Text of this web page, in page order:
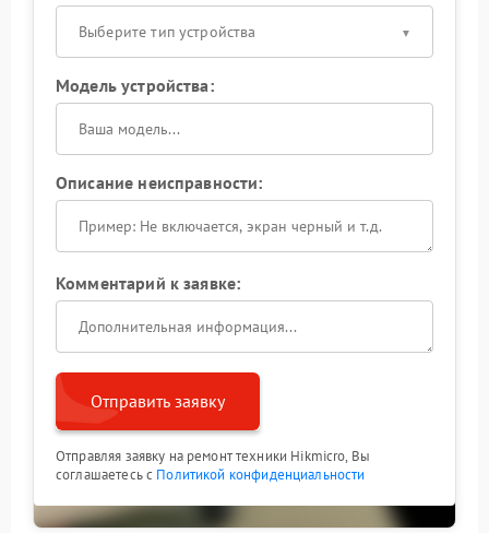
Выберите тип устройства
Модель устройства:
Описание неисправности:
Комментарий к заявке:
Отправить заявку
Отправляя заявку на ремонт техники Hikmicro, Вы
соглашаетесь с Политикой конфиденциальности